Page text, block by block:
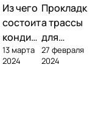
Из чего
состоит
кондиц
ионер?
13 марта
2024
Прокладк
а трассы
для
кондицио
нера
27 февраля
2024